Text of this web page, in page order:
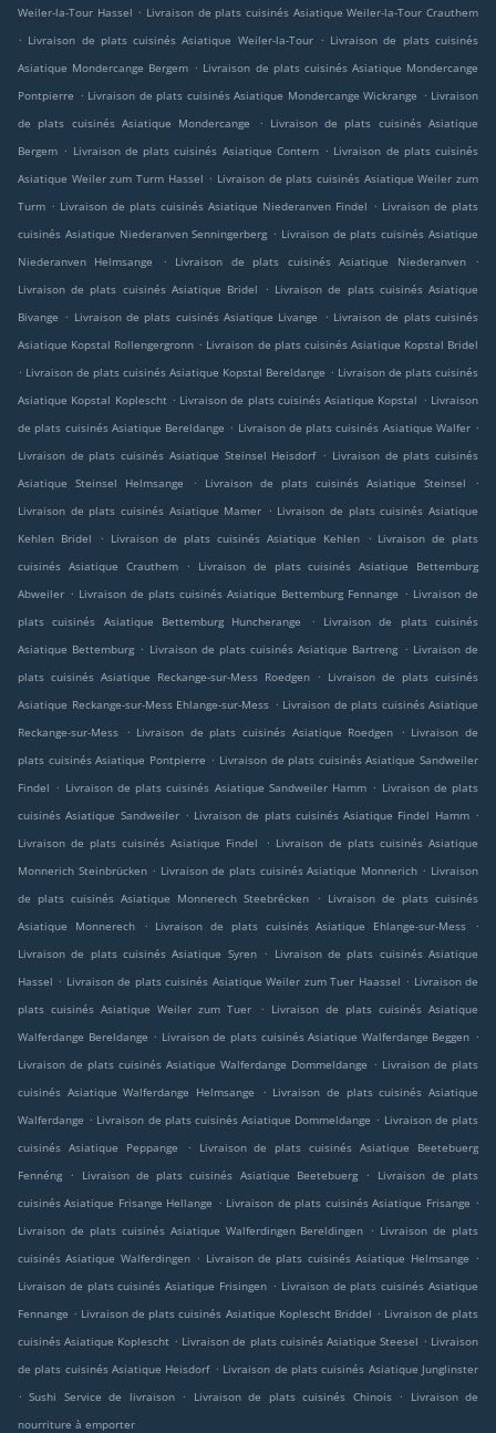
Weiler-la-Tour Hassel . Livraison de plats cuisinés Asiatique Weiler-la-Tour Crauthem
. Livraison de plats cuisinés Asiatique Weiler-la-Tour . Livraison de plats cuisinés
Asiatique Mondercange Bergem . Livraison de plats cuisinés Asiatique Mondercange
Pontpierre . Livraison de plats cuisinés Asiatique Mondercange Wickrange . Livraison
de plats cuisinés Asiatique Mondercange
. Livraison de plats cuisinés Asiatique
Bergem . Livraison de plats cuisinés Asiatique Contern . Livraison de plats cuisinés
Asiatique Weiler zum Turm Hassel . Livraison de plats cuisinés Asiatique Weiler zum
Turm . Livraison de plats cuisinés Asiatique Niederanven Findel . Livraison de plats
cuisinés Asiatique Niederanven Senningerberg . Livraison de plats cuisinés Asiatique
Niederanven Helmsange
. Livraison de plats cuisinés Asiatique Niederanven
.
Livraison de plats cuisinés Asiatique Bridel
. Livraison de plats cuisinés Asiatique
Bivange . Livraison de plats cuisinés Asiatique Livange . Livraison de plats cuisinés
Asiatique Kopstal Rollengergronn . Livraison de plats cuisinés Asiatique Kopstal Bridel
. Livraison de plats cuisinés Asiatique Kopstal Bereldange . Livraison de plats cuisinés
Asiatique Kopstal Koplescht . Livraison de plats cuisinés Asiatique Kopstal . Livraison
de plats cuisinés Asiatique Bereldange . Livraison de plats cuisinés Asiatique Walfer .
Livraison de plats cuisinés Asiatique Steinsel Heisdorf . Livraison de plats cuisinés
Asiatique Steinsel Helmsange
. Livraison de plats cuisinés Asiatique Steinsel
.
Livraison de plats cuisinés Asiatique Mamer . Livraison de plats cuisinés Asiatique
Kehlen Bridel
. Livraison de plats cuisinés Asiatique Kehlen . Livraison de plats
cuisinés Asiatique Crauthem
.
Livraison de plats cuisinés Asiatique Bettemburg
Abweiler . Livraison de plats cuisinés Asiatique Bettemburg Fennange . Livraison de
plats cuisinés Asiatique Bettemburg Huncherange
.
Livraison de plats cuisinés
Asiatique Bettemburg . Livraison de plats cuisinés Asiatique Bartreng . Livraison de
plats cuisinés Asiatique Reckange-sur-Mess Roedgen
. Livraison de plats cuisinés
Asiatique Reckange-sur-Mess Ehlange-sur-Mess . Livraison de plats cuisinés Asiatique
Reckange-sur-Mess
. Livraison de plats cuisinés Asiatique Roedgen . Livraison de
plats cuisinés Asiatique Pontpierre . Livraison de plats cuisinés Asiatique Sandweiler
Findel . Livraison de plats cuisinés Asiatique Sandweiler Hamm . Livraison de plats
cuisinés Asiatique Sandweiler . Livraison de plats cuisinés Asiatique Findel Hamm .
Livraison de plats cuisinés Asiatique Findel
. Livraison de plats cuisinés Asiatique
Monnerich Steinbrücken . Livraison de plats cuisinés Asiatique Monnerich . Livraison
de plats cuisinés Asiatique Monnerech Steebrécken
. Livraison de plats cuisinés
Asiatique Monnerech
. Livraison de plats cuisinés Asiatique Ehlange-sur-Mess
.
Livraison de plats cuisinés Asiatique Syren . Livraison de plats cuisinés Asiatique
Hassel . Livraison de plats cuisinés Asiatique Weiler zum Tuer Haassel . Livraison de
plats cuisinés Asiatique Weiler zum Tuer
. Livraison de plats cuisinés Asiatique
Walferdange Bereldange . Livraison de plats cuisinés Asiatique Walferdange Beggen .
Livraison de plats cuisinés Asiatique Walferdange Dommeldange . Livraison de plats
cuisinés Asiatique Walferdange Helmsange
. Livraison de plats cuisinés Asiatique
Walferdange . Livraison de plats cuisinés Asiatique Dommeldange . Livraison de plats
cuisinés Asiatique Peppange
.
Livraison de plats cuisinés Asiatique Beetebuerg
Fennéng
. Livraison de plats cuisinés Asiatique Beetebuerg .
Livraison de plats
cuisinés Asiatique Frisange Hellange . Livraison de plats cuisinés Asiatique Frisange .
Livraison de plats cuisinés Asiatique Walferdingen Bereldingen . Livraison de plats
cuisinés Asiatique Walferdingen . Livraison de plats cuisinés Asiatique Helmsange .
Livraison de plats cuisinés Asiatique Frisingen . Livraison de plats cuisinés Asiatique
Fennange . Livraison de plats cuisinés Asiatique Koplescht Briddel . Livraison de plats
cuisinés Asiatique Koplescht . Livraison de plats cuisinés Asiatique Steesel . Livraison
de plats cuisinés Asiatique Heisdorf . Livraison de plats cuisinés Asiatique Junglinster
. Sushi Service de livraison . Livraison de plats cuisinés Chinois .
Livraison de
nourriture à emporter